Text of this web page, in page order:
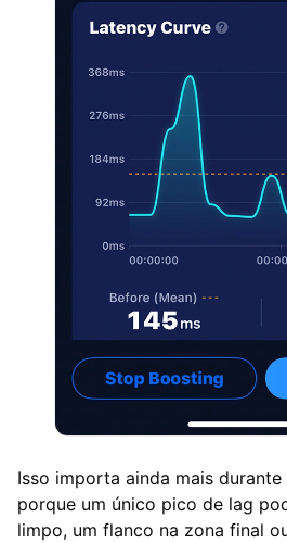
Isso importa ainda mais
porque um único pico de lag
limpo, um flanco na zona final